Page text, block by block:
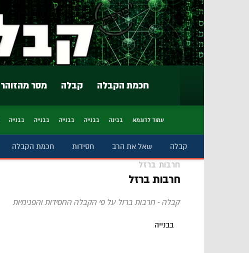
מסר מהזוהר קבלה חכמת הקבלה
עמוד לדוגמא בבינה בבנייה בבנייה בבנייה בבנייה
קבלה שאל את הרב חסידות חכמת הקבלה
חרבות ברזל
חרבות ברזל
קבלה - חרבות ברזל על פי הקבלה החסידות והפנימיות
בבנייה